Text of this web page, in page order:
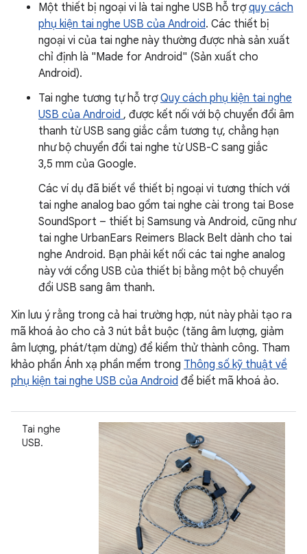
Một thiết bị ngoại vi là tai nghe USB hỗ trợquy cách
phụ kiện tai nghe USB của Android. Các thiết bị
ngoại vi của tai nghe này thường được nhà sản xuất
chỉ định là "Made for Android" (Sản xuất cho
Android).
Tai nghe tương tự hỗ trợQuy cách phụ kiện tai nghe
USB của Android , được kết nối với bộ chuyển đổi âm
thanh từ USB sang giắc cắm tương tự, chẳng hạn
như bộ chuyển đổi tai nghe từ USB-C sang giắc
3,5 mm của Google.
Các ví dụ đã biết về thiết bị ngoại vi tương thích với
tai nghe analog bao gồm tai nghe cài trong tai Bose
SoundSport – thiết bị Samsung và Android, cũng như
tai nghe UrbanEars Reimers Black Belt dành cho tai
nghe Android. Bạn phải kết nối các tai nghe analog
này với cổng USB của thiết bị bằng một bộ chuyển
đổi USB sang âm thanh.
Xin lưu ý rằng trong cả hai trường hợp, nút này phải tạo ra
mã khoá ảo cho cả 3 nút bắt buộc (tăng âm lượng, giảm
âm lượng, phát/tạm dừng) để kiểm thử thành công. Tham
khảo phần Ánh xạ phần mềm trong Thông số kỹ thuật về
phụ kiện tai nghe USB của Android để biết mã khoá ảo.
Tai nghe
USB.